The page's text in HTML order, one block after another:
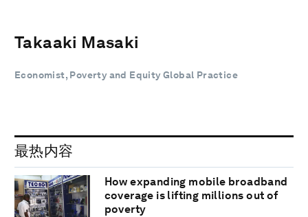
Takaaki Masaki
Economist, Poverty and Equity Global Practice
最热内容
How expanding mobile broadband
coverage is lifting millions out of
poverty